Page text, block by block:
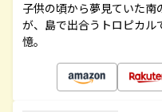
子供の頃から夢見ていた
が、島で出合うトロピカ
憶。